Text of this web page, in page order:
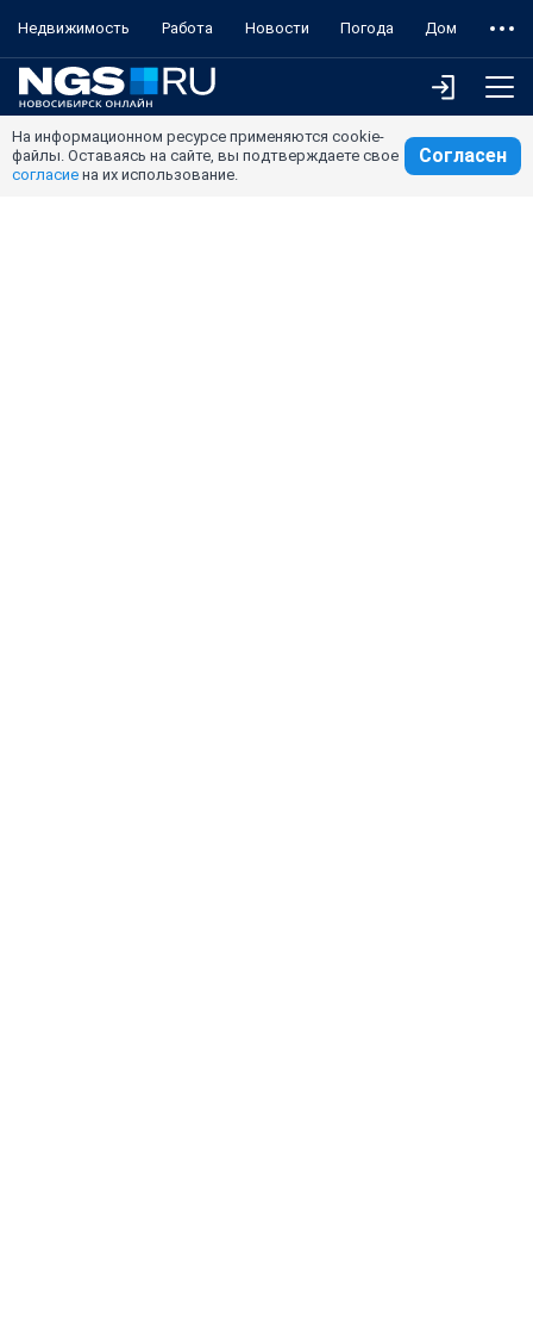
Недвижимость Работа Новости Погода Дом
На информационном ресурсе применяются cookie-
файлы. Оставаясь на сайте, вы подтверждаете свое
согласие на их использование.
Согласен